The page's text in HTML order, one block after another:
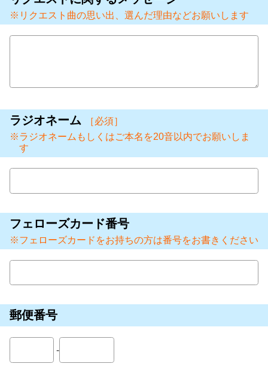
リクエスト曲の思い出、選んだ理由などお願いします
ラジオネーム
［必須］
ラジオネームもしくはご本名を20音以内でお願いしま
す
フェローズカード番号
フェローズカードをお持ちの方は番号をお書きください
郵便番号
-